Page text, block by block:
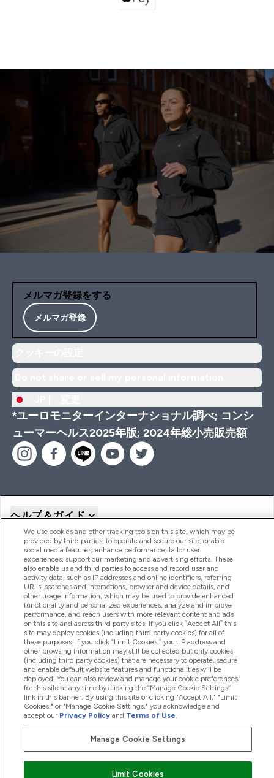
メルマガ登録をする
メルマガ登録
*ユーロモニターインターナショナル調べ; コンシ
ューマーヘルス2025年版; 2024年総小売販売額
ヘルプ＆ガイド
商品について
会社概要
特典＆ポイント
2026 The Hut.com Ltd
We use cookies and other tracking tools on this site, which may be
provided by third parties, to operate and secure our site, enable
social media features, enhance performance, tailor user
experiences, support our marketing and advertising efforts. These
also enable us and third parties to access and record user and
activity data, such as IP addresses and online identifiers, referring
URLs, searches and interactions, browser and device details, and
other usage information, which may be used to provide enhanced
functionality and personalized experiences, analyze and improve
performance, and reach users with more relevant content and ads
on this site and across third party sites. If you click “Accept All” this
site may deploy cookies (including third party cookies) for all of
these purposes. If you click “Limit Cookies,” your IP address and
other browsing information may still be collected but only cookies
(including third party cookies) that are necessary to operate, secure
and enable default website features and functionalities will be
deployed. You can also review and manage your cookie preferences
for this site at any time by clicking the “Manage Cookie Settings”
link in this banner. By using this site or clicking "Accept All," "Limit
Cookies," or "Manage Cookie Settings," you acknowledge and
accept our Privacy Policyand Terms of Use.
Manage Cookie Settings
Limit Cookies